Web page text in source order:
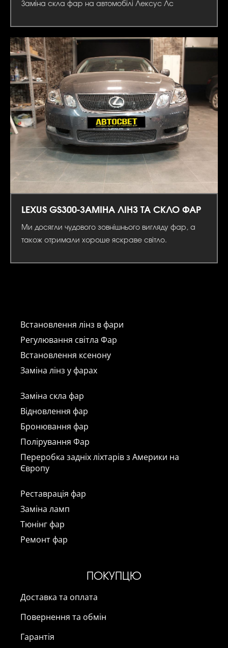
Заміна скла фар на автомобілі Лексус Лс
LEXUS GS300-ЗАМІНА ЛІНЗ ТА СКЛО ФАР
Ми досягли чудового зовнішнього вигляду фар, а
також отримали хороше яскраве світло.
Встановлення лінз в фари
Регулювання світла Фар
Встановлення ксенону
Заміна лінз у фарах
Заміна скла фар
Відновлення фар
Бронювання фар
Полірування Фар
Переробка задніх ліхтарів з Америки на
Європу
Реставрація фар
Заміна ламп
Тюнінг фар
Ремонт фар
ПОКУПЦЮ
Доставка та оплата
Повернення та обмін
Гарантія